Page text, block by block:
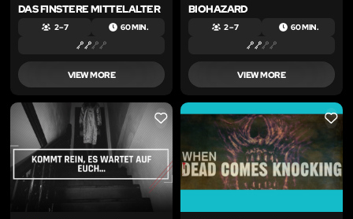
DAS FINSTERE MITTELALTER
2 – 7 60 MIN.
VIEW MORE
BIOHAZARD
2 – 7 60 MIN.
VIEW MORE
LIKE LIKE